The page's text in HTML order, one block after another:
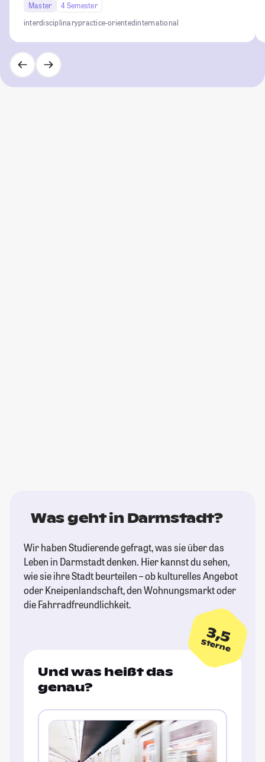
Master
4 Semester
interdisciplinarypractice-orientedinternational
Was geht in Darmstadt?
Wir haben Studierende gefragt, was sie über das
Leben in Darmstadt denken. Hier kannst du sehen,
wie sie ihre Stadt beurteilen – ob kulturelles Angebot
oder Kneipenlandschaft, den Wohnungsmarkt oder
die Fahrradfreundlichkeit.
3,5
Sterne
Und was heißt das
genau?